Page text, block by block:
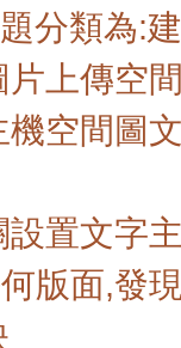
分類為:
傳空間,
間圖文
文字主
面,發現